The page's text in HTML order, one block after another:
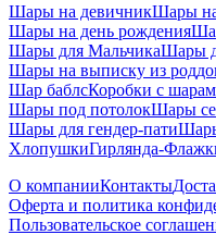
Шары на девичникШары на
Шары на день рождения
Шары для МальчикаШары
Шары на выписку из
Шар баблсКоробки с
Шары под потолокШары
Шары для гендер-пати
ХлопушкиГирлянда-
О компанииКонтакты
Оферта и политика
Пользовательское